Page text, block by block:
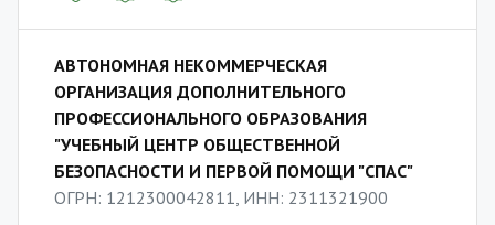
АВТОНОМНАЯ НЕКОММЕРЧЕСКАЯ
ОРГАНИЗАЦИЯ ДОПОЛНИТЕЛЬНОГО
ПРОФЕССИОНАЛЬНОГО ОБРАЗОВАНИЯ
"УЧЕБНЫЙ ЦЕНТР ОБЩЕСТВЕННОЙ
БЕЗОПАСНОСТИ И ПЕРВОЙ ПОМОЩИ "СПАС"
ОГРН: 1212300042811, ИНН: 2311321900